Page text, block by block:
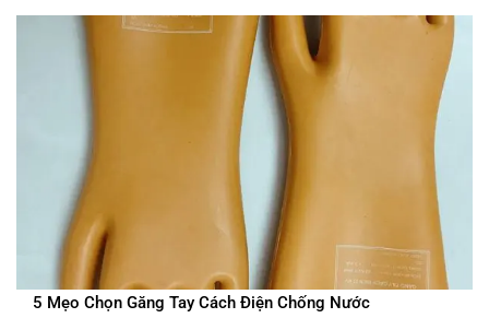
5 Mẹo Chọn Găng Tay Cách Điện Chống Nước